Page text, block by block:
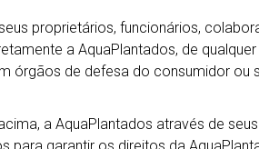
proprietários, funcionários,
a AquaPlantados, de
órgãos de defesa do consumidor ou
a AquaPlantados através de
para garantir os direitos da